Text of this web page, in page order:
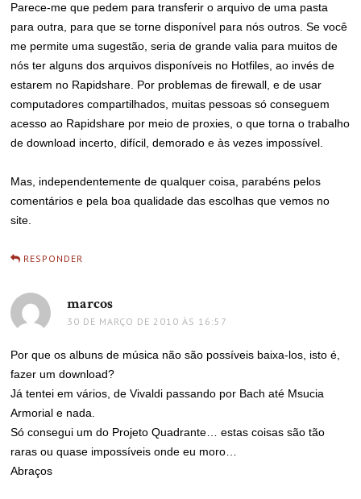
Parece-me que pedem para transferir o arquivo de uma pasta
para outra, para que se torne disponível para nós outros. Se você
me permite uma sugestão, seria de grande valia para muitos de
nós ter alguns dos arquivos disponíveis no Hotfiles, ao invés de
estarem no Rapidshare. Por problemas de firewall, e de usar
computadores compartilhados, muitas pessoas só conseguem
acesso ao Rapidshare por meio de proxies, o que torna o trabalho
de download incerto, difícil, demorado e às vezes impossível.
Mas, independentemente de qualquer coisa, parabéns pelos
comentários e pela boa qualidade das escolhas que vemos no
site.
RESPONDER
marcos
30 DE MARÇO DE 2010 ÀS 16:57
Por que os albuns de música não são possíveis baixa-los, isto é,
fazer um download?
Já tentei em vários, de Vivaldi passando por Bach até Msucia
Armorial e nada.
Só consegui um do Projeto Quadrante… estas coisas são tão
raras ou quase impossíveis onde eu moro…
Abraços